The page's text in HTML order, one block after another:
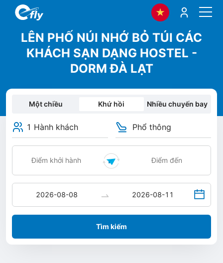
LÊN PHỐ NÚI NHỚ BỎ TÚI CÁC
KHÁCH SẠN DẠNG HOSTEL -
DORM ĐÀ LẠT
Một chiều Khứ hồi Nhiều chuyến bay
1 Hành khách Phổ thông
Tìm kiếm